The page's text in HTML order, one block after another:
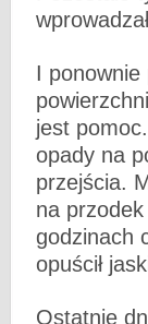
I
jest
opady na
przejścia.
na
godzinach
opuścił
Ostatnie